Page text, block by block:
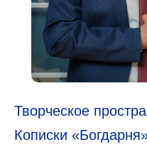
Творческое
Кописки